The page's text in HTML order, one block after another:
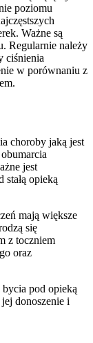
poziomu
Ważne są
Regularnie należy
ciśnienia
w porównaniu z
choroby jaką jest
jest
opieką
mają większe
się
z toczniem
oraz
pod opieką
donoszenie i